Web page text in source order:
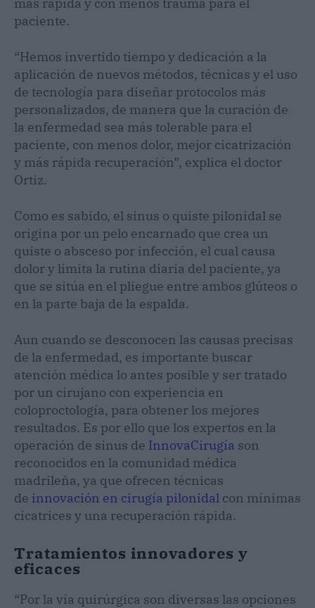
paciente.
“Hemos invertido tiempo y dedicación a la
aplicación de nuevos métodos, técnicas y el uso
de tecnología para diseñar protocolos más
personalizados, de manera que la curación de
la enfermedad sea más tolerable para el
paciente, con menos dolor, mejor cicatrización
y más rápida recuperación”, explica el doctor
Ortiz.
Como es sabido, el sinus o quiste pilonidal se
origina por un pelo encarnado que crea un
quiste o absceso por infección, el cual causa
dolor y limita la rutina diaria del paciente, ya
que se sitúa en el pliegue entre ambos glúteos o
en la parte baja de la espalda.
Aun cuando se desconocen las causas precisas
de la enfermedad, es importante buscar
atención médica lo antes posible y ser tratado
por un cirujano con experiencia en
coloproctología, para obtener los mejores
resultados. Es por ello que los expertos en la
operación de sinus de InnovaCirugía son
reconocidos en la comunidad médica
madrileña, ya que ofrecen técnicas
de innovación en cirugía pilonidal con mínimas
cicatrices y una recuperación rápida.
Tratamientos innovadores y
eficaces
“Por la vía quirúrgica son diversas las opciones